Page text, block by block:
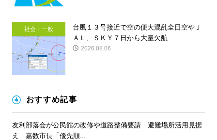
社会・一般
台風１３号接近で空の便大混乱全日空やＪ
ＡＬ、ＳＫＹ７日から大量欠航 ...
2026.08.06
おすすめ記事
友利部落会が公民館の改修や道路整備要請 避難場所活用見据
え 嘉数市長「優先順...